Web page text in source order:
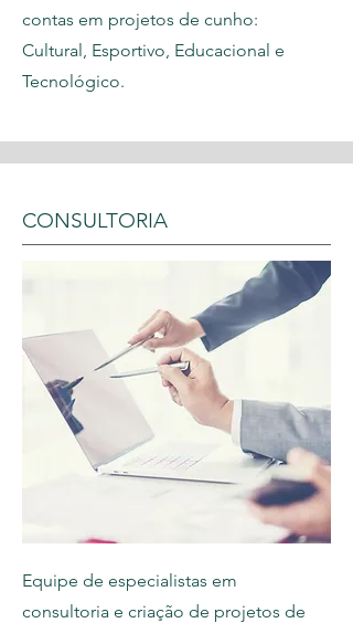
contas em projetos de cunho:
Cultural, Esportivo, Educacional e
Tecnológico.
CONSULTORIA
Equipe de especialistas em
consultoria e criação de projetos de